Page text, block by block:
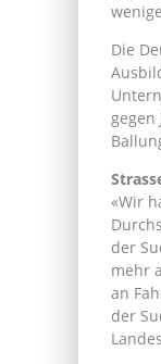
Die
gegen
«Wir
der
mehr
an
der